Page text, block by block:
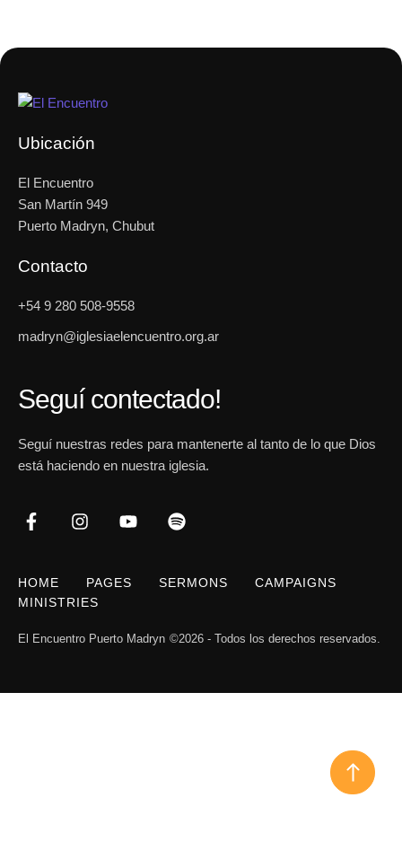
Contacto
+54 9 280 508-9558
madryn@iglesiaelencuentro.org.ar
Ubicación
El Encuentro
San Martín 949
Puerto Madryn, Chubut
Seguí contectado!
Seguí nuestras redes para mantenerte al tanto de lo que Dios
está haciendo en nuestra iglesia.
HOME PAGES SERMONS
CAMPAIGNS
MINISTRIES
El Encuentro Puerto Madryn ©2026 - Todos los derechos reservados.